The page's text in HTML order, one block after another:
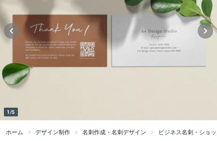
1/5
ホーム デザイン制作 名刺作成・名刺デザイン ビジネス名刺・ショ